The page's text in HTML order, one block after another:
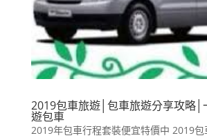
2019包車旅遊│包車旅遊分享攻略│
遊包車
2019年包車行程套裝便宜特價中 2019